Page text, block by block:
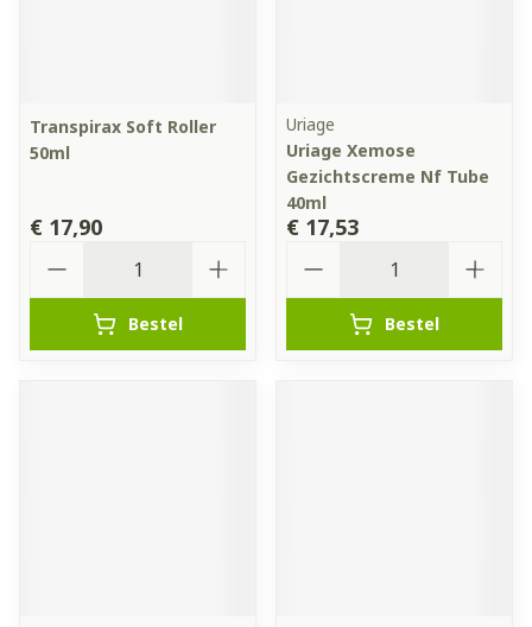
Transpirax Soft Roller
50ml
€ 17,90
Bestel
Uriage
Uriage Xemose
Gezichtscreme Nf Tube
40ml
€ 17,53
Bestel